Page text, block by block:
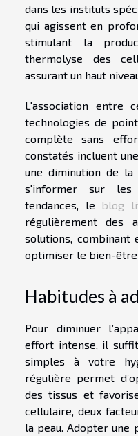
dans les instituts
qui agissent en
stimulant la
thermolyse des
assurant un haut
L'association entre
technologies de
complète sans
constatés incluent
une diminution de
s'informer sur les
tendances, le blog
régulièrement des
solutions,
optimiser le bien-être
Habitudes à
Pour diminuer
effort intense, il
simples à votre
régulière permet
des tissus et
cellulaire, deux
la peau. Adopter une